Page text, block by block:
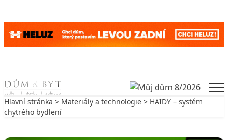
Skip to content
Hlavní stránka > Materiály a technologie > HAIDY – systém
chytrého bydlení